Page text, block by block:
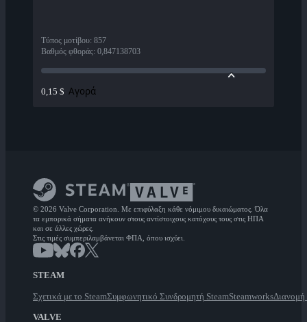
Τύπος μοτίβου: 857
Βαθμός φθοράς: 0,847138703
0,15 $ Αγορά
© 2026 Valve Corporation. Με επιφύλαξη κάθε νόμιμου δικαιώματος. Όλα
τα εμπορικά σήματα ανήκουν στους αντίστοιχους κατόχους τους στις ΗΠΑ
και σε άλλες χώρες.
Στις τιμές συμπεριλαμβάνεται ΦΠΑ, όπου ισχύει.
STEAM
Σχετικά με το SteamΣυμφωνητικό Συνδρομητή SteamSteamworksΔιανομή
VALVE